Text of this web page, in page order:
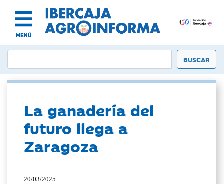
MENÚ
La ganadería del
futuro llega a
Zaragoza
20/03/2025